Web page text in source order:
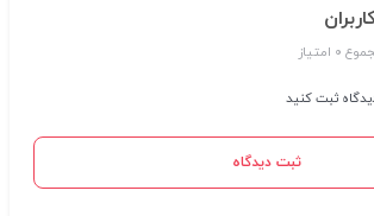
۰ امتیاز
ثبت کنید
ثبت دیدگاه